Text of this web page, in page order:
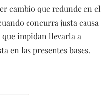
cambio que redunde en el
concurra justa causa
impidan llevarla a
en las presentes bases.